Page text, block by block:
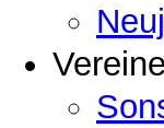
Vereine